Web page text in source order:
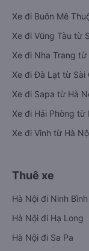
Xe đi Buôn Mê
Xe đi Vũng Tàu từ
Xe đi Nha Trang từ
Xe đi Đà Lạt từ Sài
Xe đi Sapa từ Hà
Xe đi Hải Phòng từ
Xe đi Vinh từ Hà
Thuê xe
Hà Nội đi Ninh Bình
Hà Nội đi Hạ Long
Hà Nội đi Sa Pa